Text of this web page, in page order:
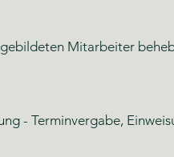
Mitarbeiter
- Terminvergabe,